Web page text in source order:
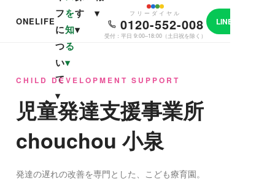
ONELIFE
フ
に
つ
い
て
▾
を
知
る
▾
す
▾
▾
フリーダイヤル
0120-552-008
受付：平日 9:00–18:00（土日祝を除く）
LINE相談
CHILD DEVELOPMENT SUPPORT
児童発達支援事業所
chouchou 小泉
発達の遅れの改善を専門とした、こども療育園。